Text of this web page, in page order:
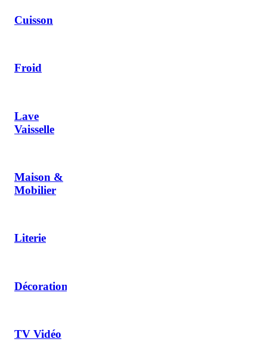
Cuisson
Froid
Lave
Vaisselle
Maison &
Mobilier
Literie
Décoration
TV Vidéo